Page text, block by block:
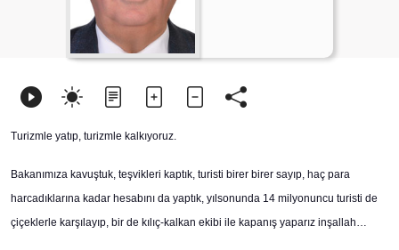
Turizmle yatıp, turizmle kalkıyoruz.
Bakanımıza kavuştuk, teşvikleri kaptık, turisti birer birer sayıp, haç para
harcadıklarına kadar hesabını da yaptık, yılsonunda 14 milyonuncu turisti de
çiçeklerle karşılayıp, bir de kılıç-kalkan ekibi ile kapanış yaparız inşallah…